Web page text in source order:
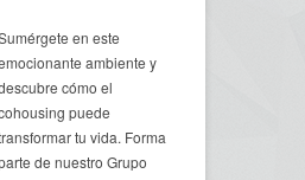
en este
ambiente y
cómo el
puede
tu vida. Forma
de nuestro Grupo